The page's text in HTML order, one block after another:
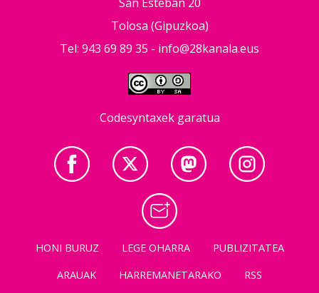
Tolosa (Gipuzkoa)
Tel: 943 69 89 35 - info@28kanala.eus
Codesyntaxek garatua
HONI BURUZ LEGE OHARRA
PUBLIZITATEA
ARAUAK
HARREMANETARAKO RSS